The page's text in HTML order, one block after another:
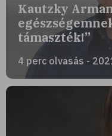
Kautzky
támaszték!”
4 perc olvasás -